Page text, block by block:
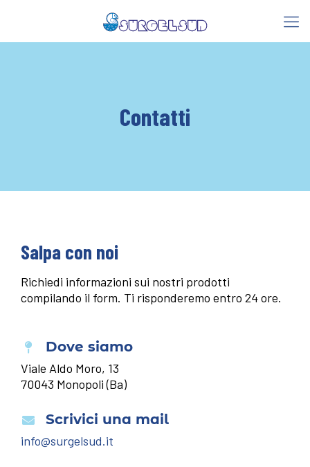
Contatti
Salpa con noi
Richiedi informazioni sui nostri prodotti
compilando il form. Ti risponderemo entro 24 ore.
Dove siamo
Viale Aldo Moro, 13
70043 Monopoli (Ba)
Scrivici una mail
info@surgelsud.it